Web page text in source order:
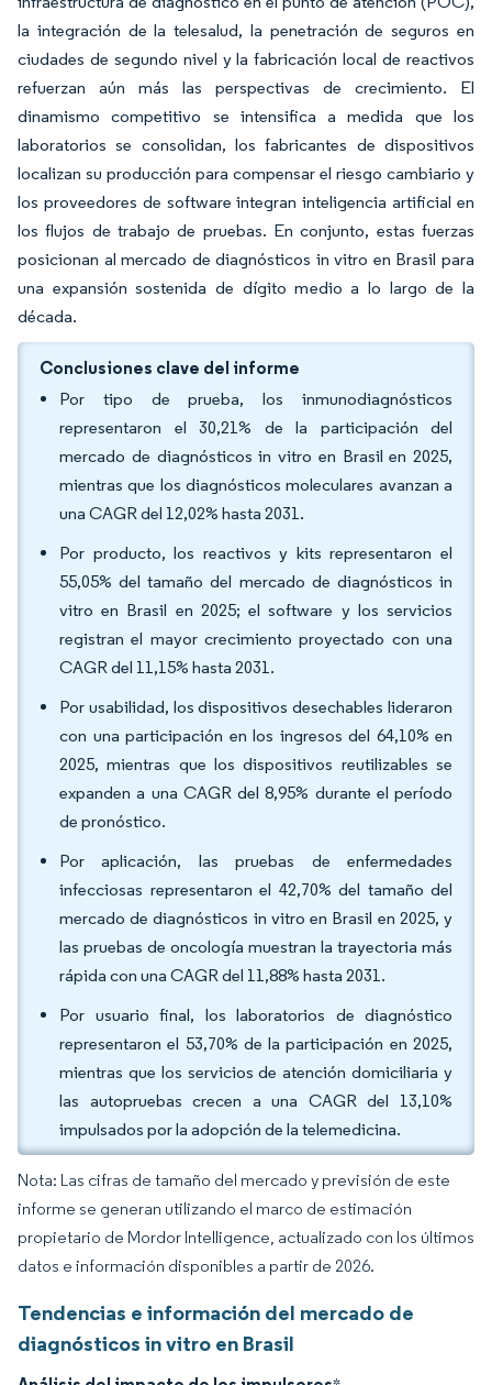
la integración de la telesalud, la penetración de seguros en
ciudades de segundo nivel y la fabricación local de reactivos
refuerzan aún más las perspectivas de crecimiento. El
dinamismo competitivo se intensifica a medida que los
laboratorios se consolidan, los fabricantes de dispositivos
localizan su producción para compensar el riesgo cambiario y
los proveedores de software integran inteligencia artificial en
los flujos de trabajo de pruebas. En conjunto, estas fuerzas
posicionan al mercado de diagnósticos in vitro en Brasil para
una expansión sostenida de dígito medio a lo largo de la
década.
Conclusiones clave del informe
Por tipo de prueba, los inmunodiagnósticos
representaron el 30,21% de la participación del
mercado de diagnósticos in vitro en Brasil en 2025,
mientras que los diagnósticos moleculares avanzan a
una CAGR del 12,02% hasta 2031.
Por producto, los reactivos y kits representaron el
55,05% del tamaño del mercado de diagnósticos in
vitro en Brasil en 2025; el software y los servicios
registran el mayor crecimiento proyectado con una
CAGR del 11,15% hasta 2031.
Por usabilidad, los dispositivos desechables lideraron
con una participación en los ingresos del 64,10% en
2025, mientras que los dispositivos reutilizables se
expanden a una CAGR del 8,95% durante el período
de pronóstico.
Por aplicación, las pruebas de enfermedades
infecciosas representaron el 42,70% del tamaño del
mercado de diagnósticos in vitro en Brasil en 2025, y
las pruebas de oncología muestran la trayectoria más
rápida con una CAGR del 11,88% hasta 2031.
Por usuario final, los laboratorios de diagnóstico
representaron el 53,70% de la participación en 2025,
mientras que los servicios de atención domiciliaria y
las autopruebas crecen a una CAGR del 13,10%
impulsados por la adopción de la telemedicina.
Nota: Las cifras de tamaño del mercado y previsión de este
informe se generan utilizando el marco de estimación
propietario de Mordor Intelligence, actualizado con los últimos
datos e información disponibles a partir de 2026.
Tendencias e información del mercado de
diagnósticos in vitro en Brasil